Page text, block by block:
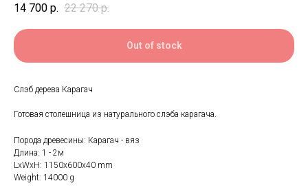
14 700 р. 22 270 р.
Out of stock
Слэб дерева Карагач
Готовая столешница из натурального слэба карагача.
Порода древесины: Карагач - вяз
Длина: 1 - 2м
LxWxH: 1150x600x40 mm
Weight: 14000 g